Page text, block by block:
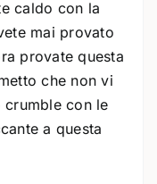
caldo con la
mai provato
provate questa
che non vi
crumble con le
a questa